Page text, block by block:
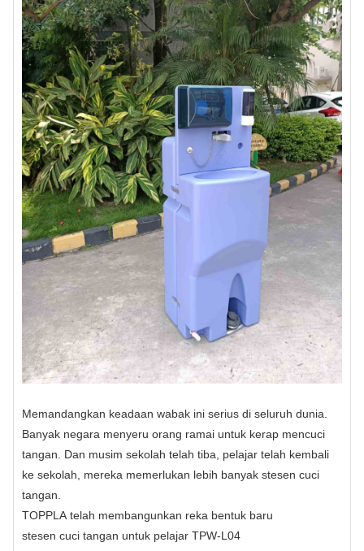
Memandangkan keadaan wabak ini serius di seluruh dunia.
Banyak negara menyeru orang ramai untuk kerap mencuci
tangan. Dan musim sekolah telah tiba, pelajar telah kembali
ke sekolah, mereka memerlukan lebih banyak stesen cuci
tangan.
TOPPLA telah membangunkan reka bentuk baru
stesen cuci tangan untuk pelajar TPW-L04